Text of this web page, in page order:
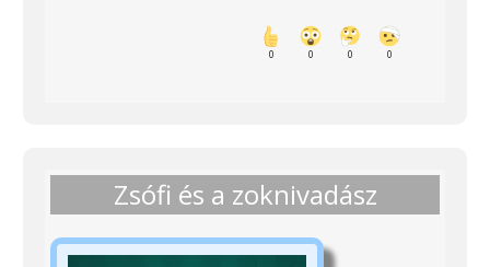
0 0 0 0
Zsófi és a zoknivadász